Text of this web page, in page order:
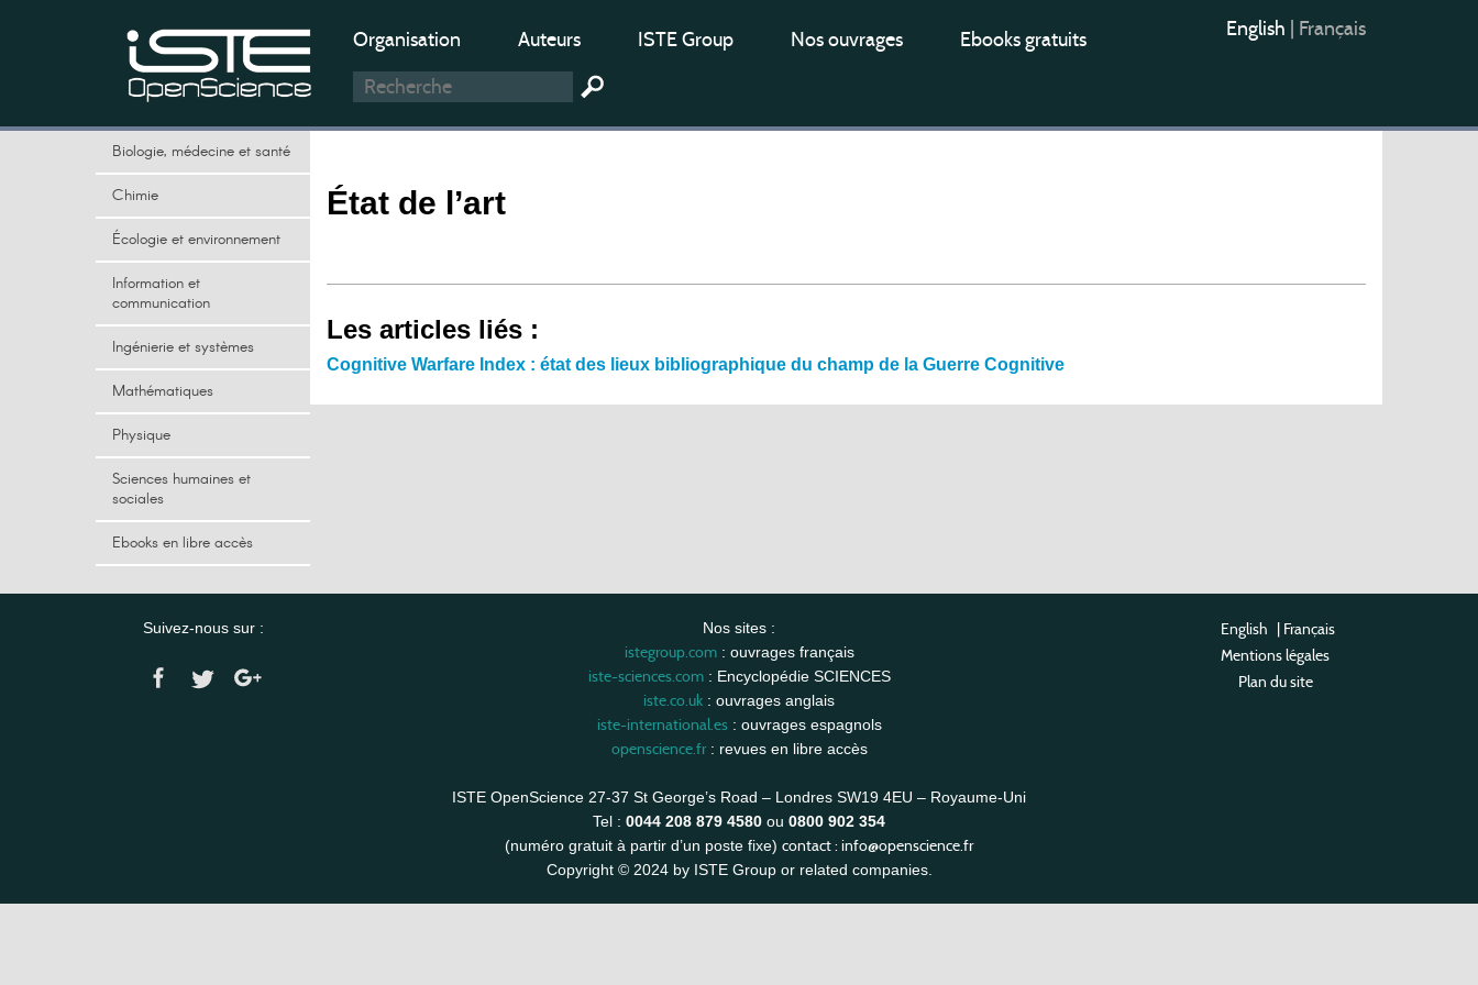
Organisation Auteurs ISTE Group Nos ouvrages Ebooks gratuits English Français
Biologie, médecine et santé
Chimie
Écologie et environnement
Information et
communication
Ingénierie et systèmes
Mathématiques
Physique
Sciences humaines et
sociales
Ebooks en libre accès
État de l’art
Les articles liés :
Cognitive Warfare Index : état des lieux bibliographique du champ de la Guerre Cognitive
Suivez-nous sur : Nos sites :
istegroup.com: ouvrages français
iste-sciences.com: Encyclopédie SCIENCES
iste.co.uk : ouvrages anglais
iste-international.es: ouvrages espagnols
openscience.fr: revues en libre accès
ISTE OpenScience 27-37 St George’s Road – Londres SW19 4EU – Royaume-Uni
Tel : 0044 208 879 4580 ou 0800 902 354
(numéro gratuit à partir d’un poste fixe) contact : info@openscience.fr
Copyright © 2024 by ISTE Group or related companies.
English | Français
Mentions légales
Plan du site